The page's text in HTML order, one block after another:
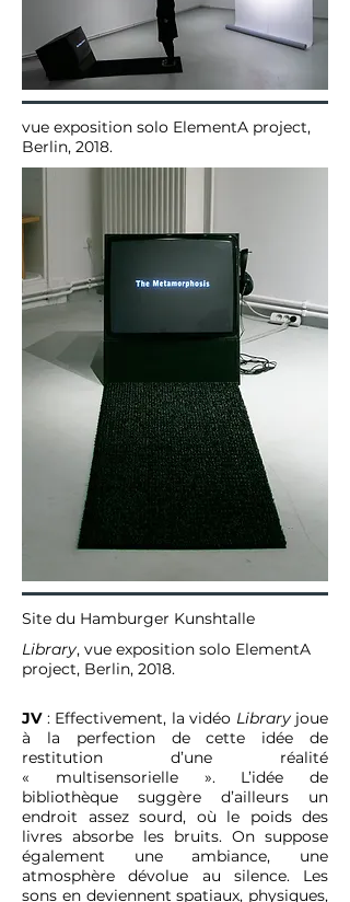
vue exposition solo ElementA project,
Berlin, 2018.
Site du Hamburger Kunshtalle
Library, vue exposition solo ElementA
project, Berlin, 2018.
JV: Effectivement, la vidéo Libraryjoue
à la perfection de cette idée de
restitution d’une réalité
« multisensorielle ». L’idée de
bibliothèque suggère d’ailleurs un
endroit assez sourd, où le poids des
livres absorbe les bruits. On suppose
également une ambiance, une
atmosphère dévolue au silence. Les
sons en deviennent spatiaux, physiques,